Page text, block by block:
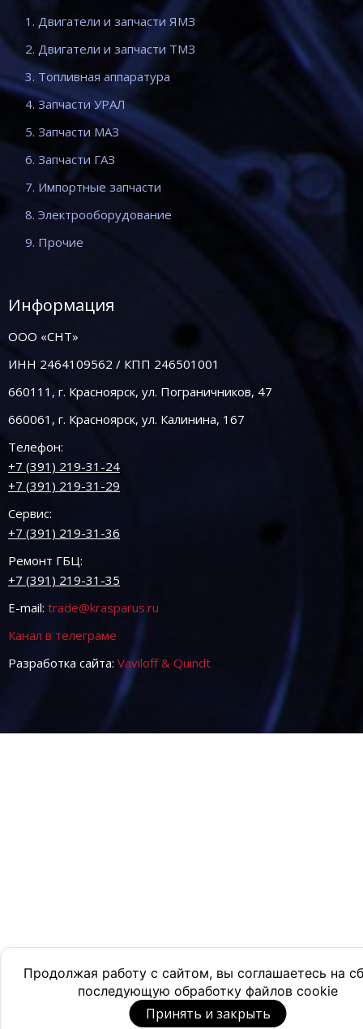
Продолжая работу с сайтом, вы соглашаетесь на
последующую обработку файлов cookie
Принять и закрыть
1. Двигатели и запчасти ЯМЗ
2. Двигатели и запчасти ТМЗ
3. Топливная аппаратура
4. Запчасти УРАЛ
5. Запчасти МАЗ
6. Запчасти ГАЗ
7. Импортные запчасти
8. Электрооборудование
9. Прочие
Информация
ООО «СНТ»
ИНН 2464109562 / КПП 246501001
660111, г. Красноярск, ул. Пограничников, 47
660061, г. Красноярск, ул. Калинина, 167
Телефон:
+7 (391) 219-31-24
+7 (391) 219-31-29
Сервис:
+7 (391) 219-31-36
Ремонт ГБЦ:
+7 (391) 219-31-35
E-mail: trade@krasparus.ru
Канал в телеграме
Разработка сайта: Vaviloff & Quindt